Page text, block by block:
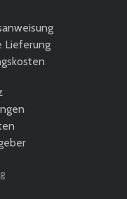
Lieferung